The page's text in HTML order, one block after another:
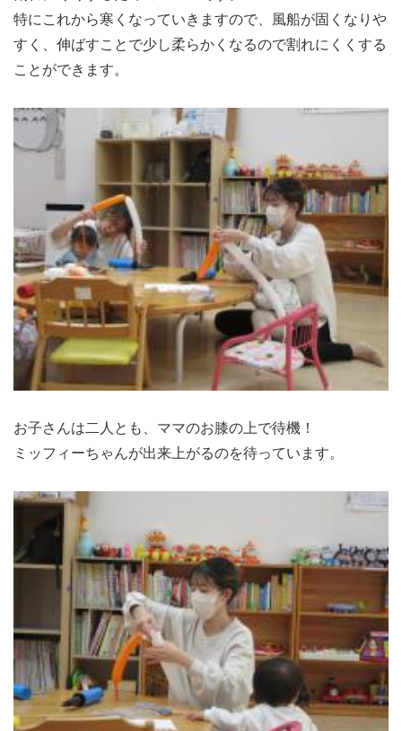
特にこれから寒くなっていきますので、風船が固くなりや
すく、伸ばすことで少し柔らかくなるので割れにくくする
ことができます。
お子さんは二人とも、ママのお膝の上で待機！
ミッフィーちゃんが出来上がるのを待っています。